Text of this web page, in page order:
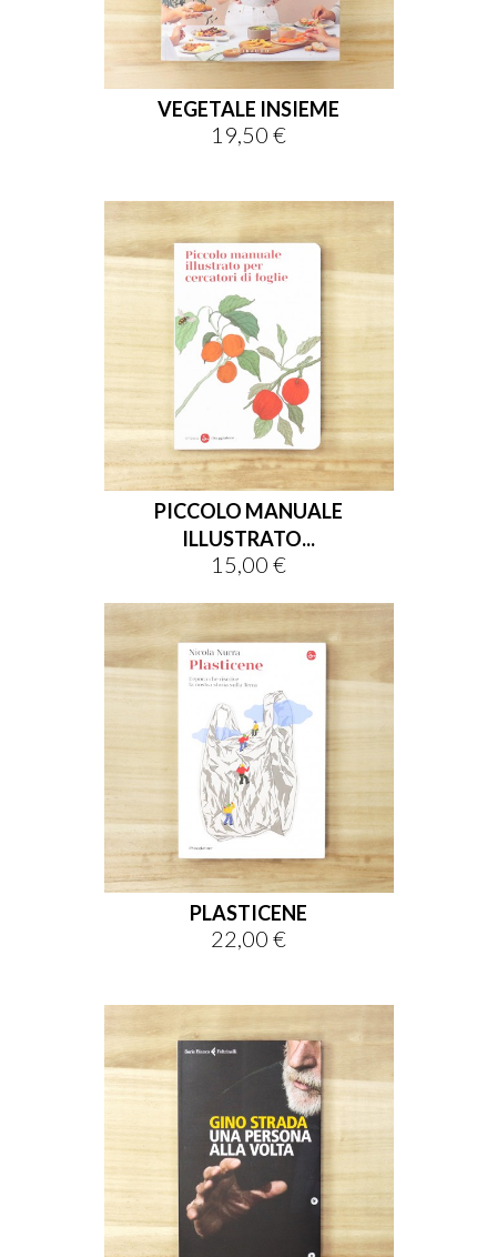
VEGETALE INSIEME
Prezzo
19,50 €
PICCOLO MANUALE
ILLUSTRATO...
Prezzo
15,00 €
PLASTICENE
Prezzo
22,00 €